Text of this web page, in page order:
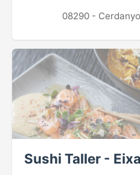
08290 -
Sushi Taller -